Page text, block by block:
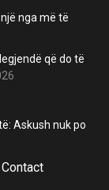
nga më të
që do të
Askush nuk po
Contact